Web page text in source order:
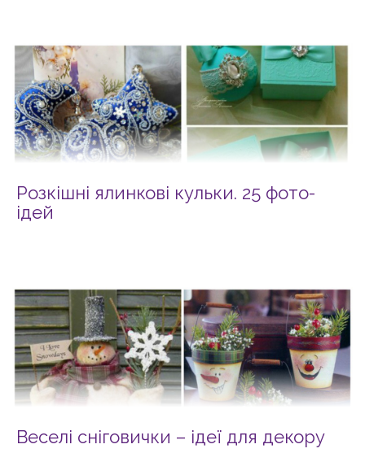
Розкішні ялинкові кульки. 25 фото-
ідей
Веселі сніговички – ідеї для декору